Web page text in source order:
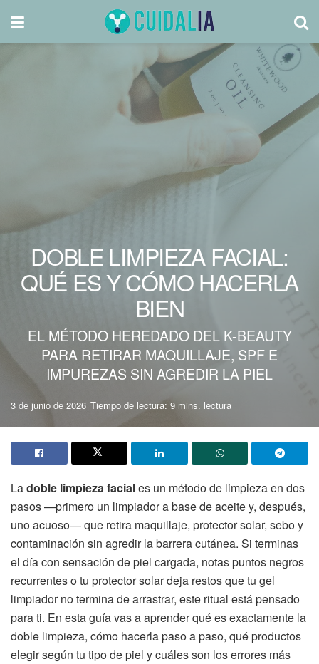
DOBLE LIMPIEZA FACIAL:
QUÉ ES Y CÓMO HACERLA
BIEN
EL MÉTODO HEREDADO DEL K-BEAUTY
PARA RETIRAR MAQUILLAJE, SPF E
IMPUREZAS SIN AGREDIR LA PIEL
3 de junio de 2026 Tiempo de lectura: 9 mins. lectura
Ladoble limpieza faciales un método de limpieza en dos
pasos —primero un limpiador a base de aceite y, después,
uno acuoso— que retira maquillaje, protector solar, sebo y
contaminación sin agredir la barrera cutánea. Si terminas
el día con sensación de piel cargada, notas puntos negros
recurrentes o tu protector solar deja restos que tu gel
limpiador no termina de arrastrar, este ritual está pensado
para ti. En esta guía vas a aprender qué es exactamente la
doble limpieza, cómo hacerla paso a paso, qué productos
elegir según tu tipo de piel y cuáles son los errores más